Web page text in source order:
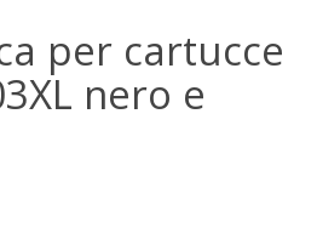
per cartucce
nero e